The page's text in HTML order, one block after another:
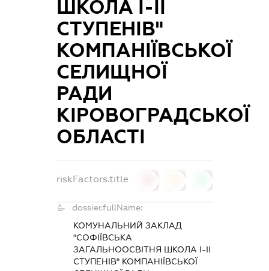
ШКОЛА І-ІІ
СТУПЕНІВ"
КОМПАНІЇВСЬКОЇ
СЕЛИЩНОЇ
РАДИ
КІРОВОГРАДСЬКОЇ
ОБЛАСТІ
riskFactors.title
dossier.fullName:
КОМУНАЛЬНИЙ ЗАКЛАД
"СОФІЇВСЬКА
ЗАГАЛЬНООСВІТНЯ ШКОЛА І-ІІ
СТУПЕНІВ" КОМПАНІЇВСЬКОЇ